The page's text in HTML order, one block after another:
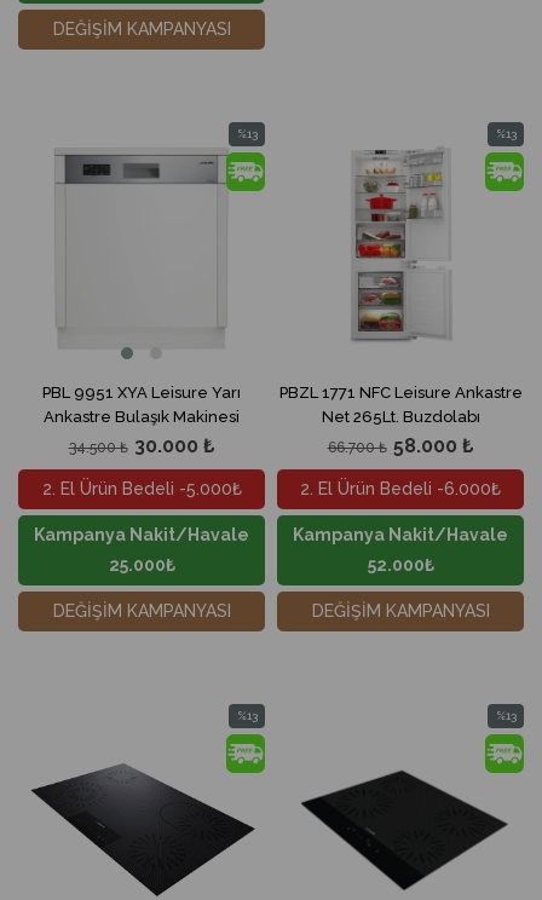
DEĞİŞİM KAMPANYASI
PBL 9951 XYA Leisure Yarı
Ankastre Bulaşık Makinesi
30.000 ₺
34.500 ₺
%13
İndirim
%13İndirim
2. El Ürün Bedeli -5.000₺
Kampanya Nakit/Havale
25.000₺
DEĞİŞİM KAMPANYASI
PBZL 1771 NFC Leisure Ankastre
Net 265Lt. Buzdolabı
58.000 ₺
66.700 ₺
%13
İndirim
2. El Ürün Bedeli -6.000₺
Kampanya Nakit/Havale
52.000₺
DEĞİŞİM KAMPANYASI
%13
İndirim
%13İndirim
%13
İndirim